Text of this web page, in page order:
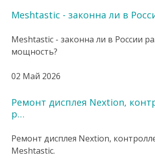
Meshtastic - законна ли в
Meshtastic - законна ли в России
мощность?
02 Май 2026
Ремонт дисплея Nextion,
р…
Ремонт дисплея Nextion,
Meshtastic.